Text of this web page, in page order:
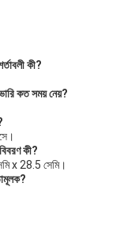
কী?
কত সময় নেয়?
কী?
x 28.5 সেমি।